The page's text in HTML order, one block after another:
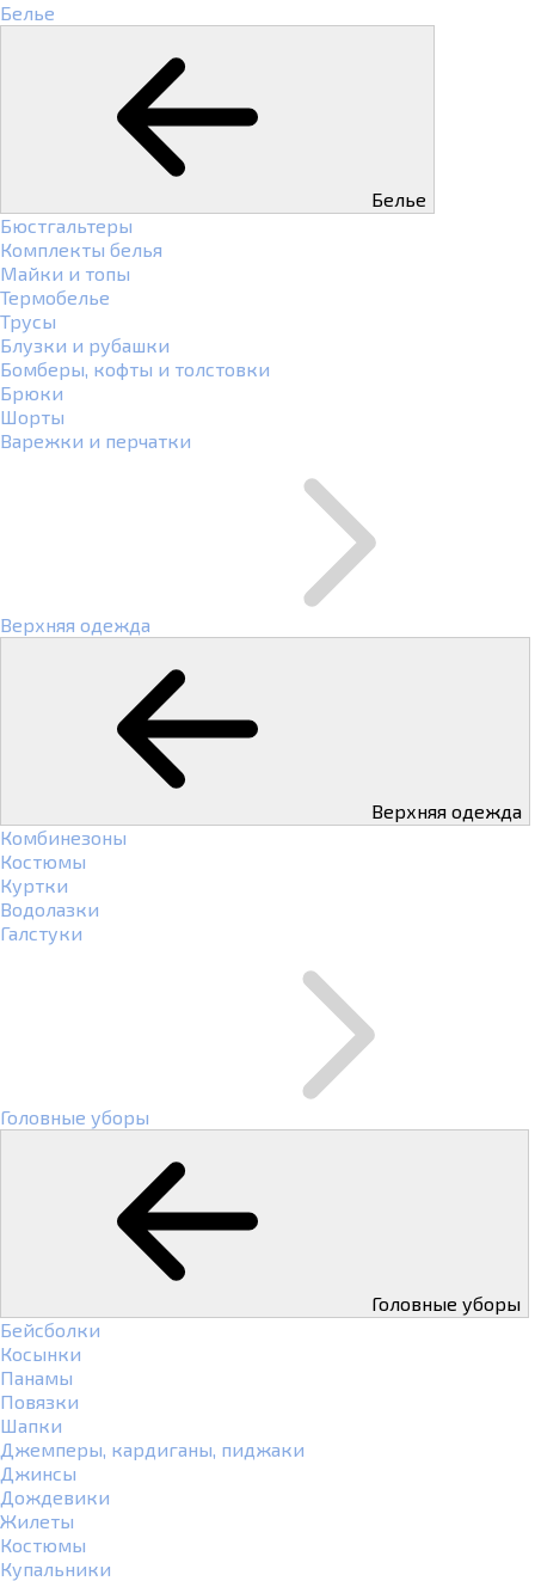
Белье
Белье
Бюстгальтеры
Комплекты белья
Майки и топы
Термобелье
Трусы
Блузки и рубашки
Бомберы, кофты и толстовки
Брюки
Шорты
Варежки и перчатки
Верхняя одежда
Верхняя одежда
Комбинезоны
Костюмы
Куртки
Водолазки
Галстуки
Головные уборы
Головные уборы
Бейсболки
Косынки
Панамы
Повязки
Шапки
Джемперы, кардиганы, пиджаки
Джинсы
Дождевики
Жилеты
Костюмы
Купальники